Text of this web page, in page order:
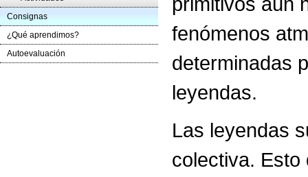
Consignas
¿Qué aprendimos?
Autoevaluación
fenómenos
determinadas
leyendas.
Las leyendas
colectiva. Esto